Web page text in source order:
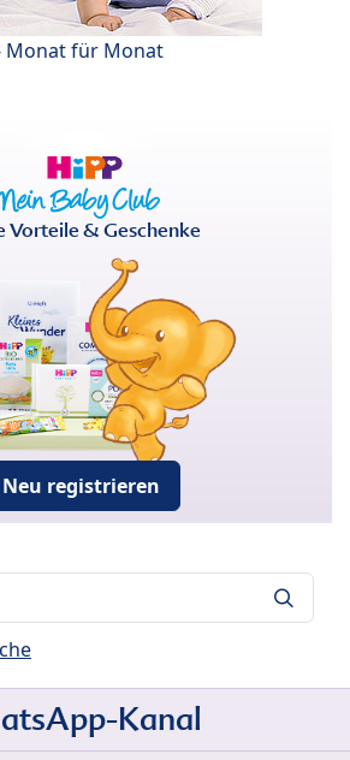
Monat für Monat
Vorteile & Geschenke
Neu registrieren
Kanal